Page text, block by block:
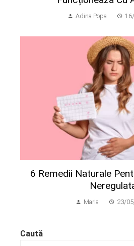
Adina Popa
6 Remedii Naturale
Maria 23/
Caută